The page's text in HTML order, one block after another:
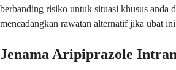
berbanding risiko untuk situasi khusus anda
mencadangkan rawatan alternatif jika ubat
Jenama Aripiprazole